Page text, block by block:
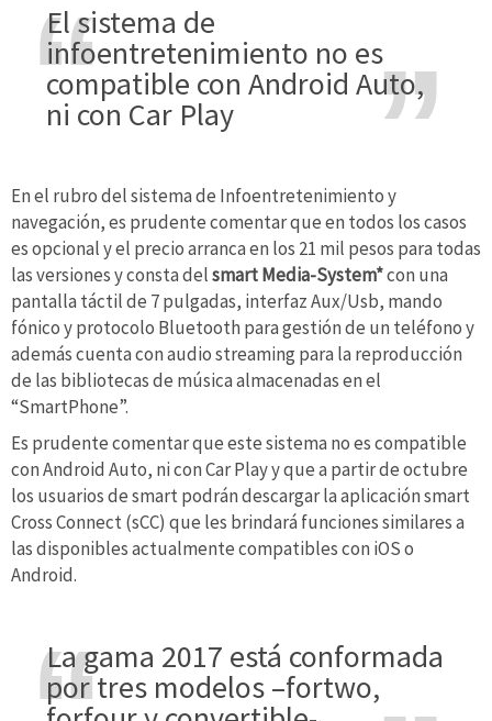
El sistema de
infoentretenimiento no es
compatible con Android Auto,
ni con Car Play
En el rubro del sistema de Infoentretenimiento y
navegación, es prudente comentar que en todos los casos
es opcional y el precio arranca en los 21 mil pesos para todas
las versiones y consta delsmart Media-System*con una
pantalla táctil de 7 pulgadas, interfaz Aux/Usb, mando
fónico y protocolo Bluetooth para gestión de un teléfono y
además cuenta con audio streaming para la reproducción
de las bibliotecas de música almacenadas en el
“SmartPhone”.
Es prudente comentar que este sistema no es compatible
con Android Auto, ni con Car Play y que a partir de octubre
los usuarios de smart podrán descargar la aplicación smart
Cross Connect (sCC) que les brindará funciones similares a
las disponibles actualmente compatibles con iOS o
Android.
La gama 2017 está conformada
por tres modelos –fortwo,